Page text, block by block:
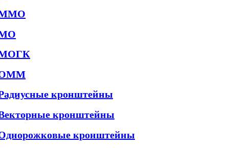
кронштейны
кронштейны
кронштейны